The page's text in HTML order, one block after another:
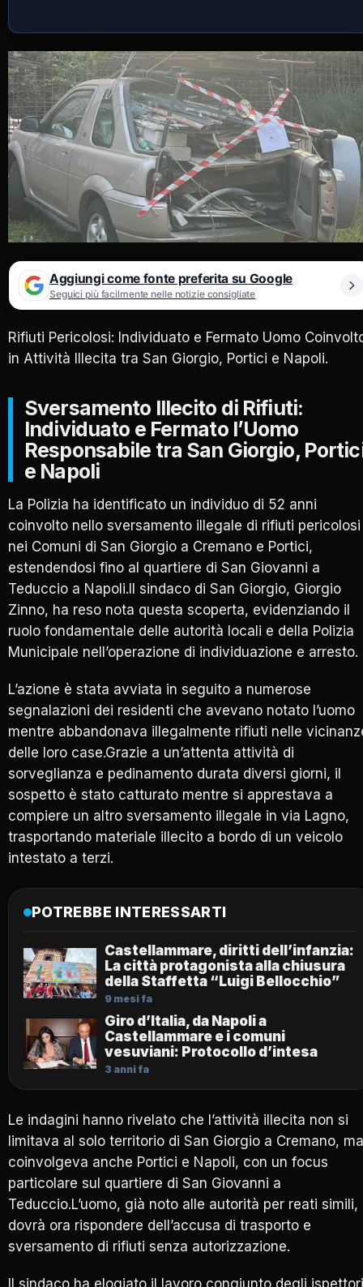
Aggiungi come fonte preferita su Google
Seguici più facilmente nelle notizie consigliate
Rifiuti Pericolosi: Individuato e Fermato Uomo
in Attività Illecita tra San Giorgio, Portici e Napoli.
Sversamento Illecito di Rifiuti:
Individuato e Fermato l’Uomo
Responsabile tra San Giorgio,
e Napoli
La Polizia ha identificato un individuo di 52 anni
coinvolto nello sversamento illegale di rifiuti pericolosi
nei Comuni di San Giorgio a Cremano e Portici,
estendendosi fino al quartiere di San Giovanni a
Teduccio a Napoli.Il sindaco di San Giorgio, Giorgio
Zinno, ha reso nota questa scoperta, evidenziando il
ruolo fondamentale delle autorità locali e della Polizia
Municipale nell’operazione di individuazione e arresto.
L’azione è stata avviata in seguito a numerose
segnalazioni dei residenti che avevano notato l’uomo
mentre abbandonava illegalmente rifiuti nelle
delle loro case.Grazie a un’attenta attività di
sorveglianza e pedinamento durata diversi giorni, il
sospetto è stato catturato mentre si apprestava a
compiere un altro sversamento illegale in via Lagno,
trasportando materiale illecito a bordo di un veicolo
intestato a terzi.
POTREBBE INTERESSARTI
Castellammare, diritti dell’infanzia:
La città protagonista alla chiusura
della Staffetta “Luigi Bellocchio”
9 mesi fa
Giro d’Italia, da Napoli a
Castellammare e i comuni
vesuviani: Protocollo d’intesa
3 anni fa
Le indagini hanno rivelato che l’attività illecita non si
limitava al solo territorio di San Giorgio a Cremano, ma
coinvolgeva anche Portici e Napoli, con un focus
particolare sul quartiere di San Giovanni a
Teduccio.L’uomo, già noto alle autorità per reati simili,
dovrà ora rispondere dell’accusa di trasporto e
sversamento di rifiuti senza autorizzazione.
Il sindaco ha elogiato il lavoro congiunto degli ispettori